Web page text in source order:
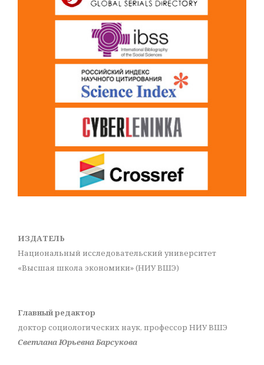
ИЗДАТЕЛЬ
Национальный исследовательский университет
«Высшая школа экономики» (НИУ ВШЭ)
Главный редактор
доктор социологических наук, профессор НИУ ВШЭ
Светлана Юрьевна Барсукова